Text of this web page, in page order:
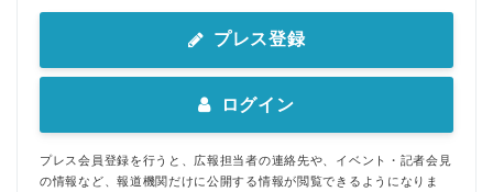
プレス登録
ログイン
プレス会員登録を行うと、広報担当者の連絡先や、イベント・記者会見
の情報など、報道機関だけに公開する情報が閲覧できるようになりま